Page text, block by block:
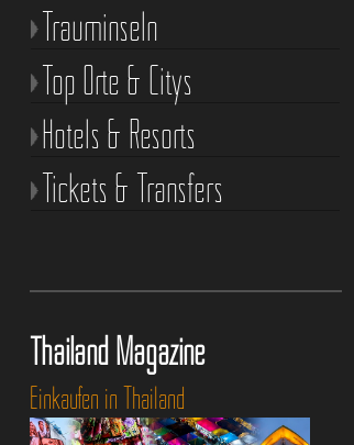
Trauminseln
Top Orte & Citys
Hotels & Resorts
Tickets & Transfers
Thailand Magazine
Einkaufen in Thailand